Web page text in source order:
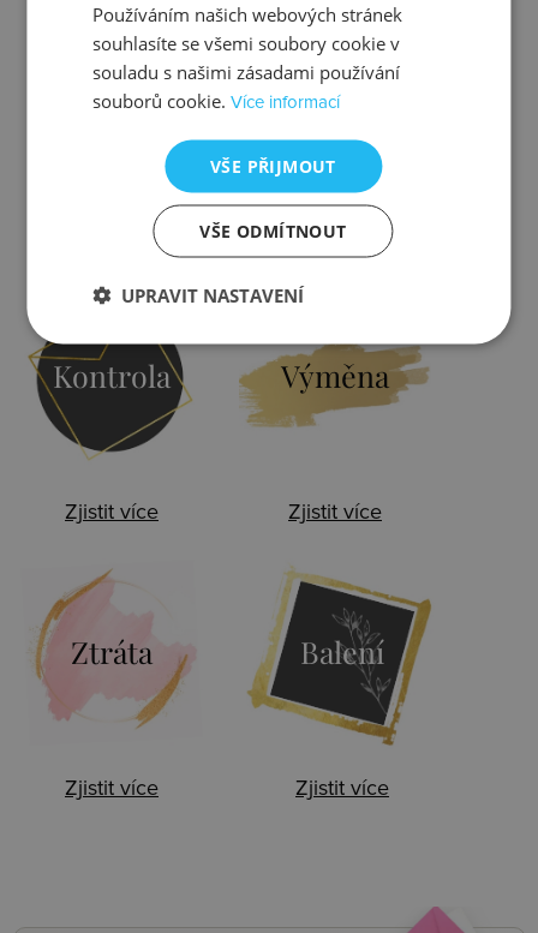
Slevy
Zjistit více
Doprava
Zjistit více
Kontrola
Zjistit více
Výměna
Zjistit více
Ztráta
Zjistit více
Balení
Zjistit více
Používáním našich webových stránek
souhlasíte se všemi soubory cookie v
souladu s našimi zásadami používání
souborů cookie.Více informací
VŠE PŘIJMOUT
VŠE ODMÍTNOUT
UPRAVIT NASTAVENÍ